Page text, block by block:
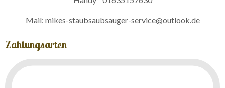
Mail: mikes-staubsaubsauger-service@outlook.de
Zahlungsarten